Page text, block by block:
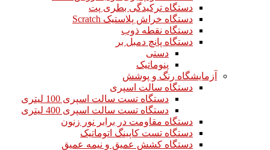
دستگاه ترکیدگی بطری پت
دستگاه خراش پلاستیک Scratch
دستگاه نقطه ذوب
دستگاه پانچ دمبل بر
دستی
پنوماتیک
آزمایشگاه رنگ و پوشش
دستگاه سالت اسپری
دستگاه تست سالت اسپری 100 لیتری
دستگاه تست سالت اسپری 400 لیتری
دستگاه مقاومت در برابر نور زنون
دستگاه تست کاپینگ اتوماتیک
دستگاه کشش عمیق و نیمه عمیق